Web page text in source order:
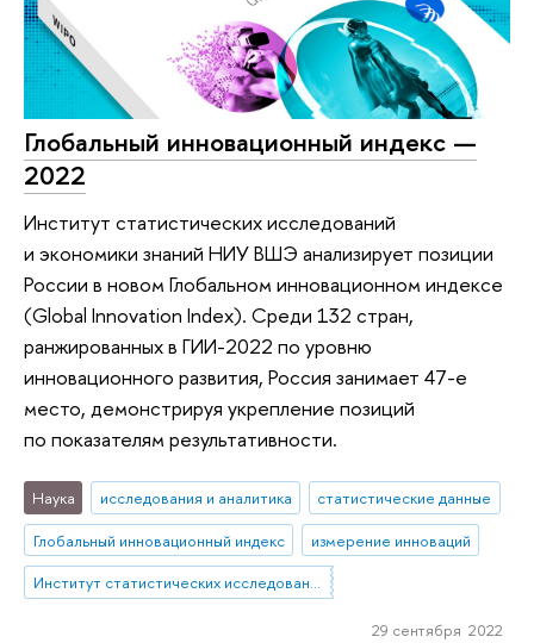
Глобальный инновационный индекс —
2022
Институт статистических исследований
и экономики знаний НИУ ВШЭ анализирует позиции
России в новом Глобальном инновационном индексе
(Global Innovation Index). Среди 132 стран,
ранжированных в ГИИ-2022 по уровню
инновационного развития, Россия занимает 47-е
место, демонстрируя укрепление позиций
по показателям результативности.
Наука исследования и аналитика
статистические данные
Глобальный инновационный индекс
измерение инноваций
Институт статистических исследований и экономики знаний
29 сентября 2022